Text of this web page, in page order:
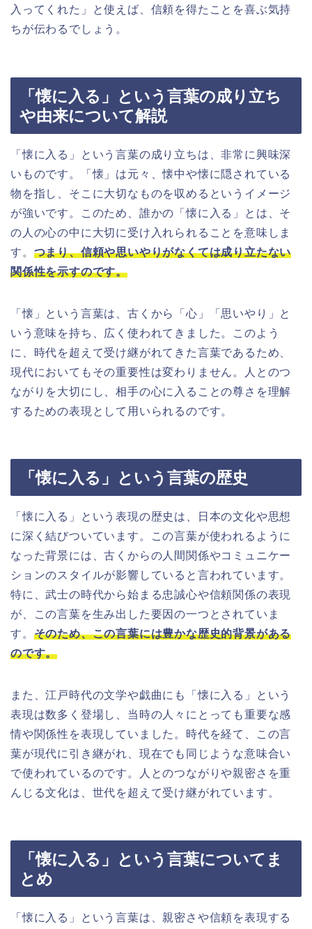
入ってくれた」と使えば、信頼を得たことを喜ぶ気持
ちが伝わるでしょう。
「懐に入る」という言葉の成り立ち
や由来について解説
「懐に入る」という言葉の成り立ちは、非常に興味深
いものです。「懐」は元々、懐中や懐に隠されている
物を指し、そこに大切なものを収めるというイメージ
が強いです。このため、誰かの「懐に入る」とは、そ
の人の心の中に大切に受け入れられることを意味しま
す。 つまり、信頼や思いやりがなくては成り立たない
関係性を示すのです。
「懐」という言葉は、古くから「心」「思いやり」と
いう意味を持ち、広く使われてきました。このよう
に、時代を超えて受け継がれてきた言葉であるため、
現代においてもその重要性は変わりません。人とのつ
ながりを大切にし、相手の心に入ることの尊さを理解
するための表現として用いられるのです。
「懐に入る」という言葉の歴史
「懐に入る」という表現の歴史は、日本の文化や思想
に深く結びついています。この言葉が使われるように
なった背景には、古くからの人間関係やコミュニケー
ションのスタイルが影響していると言われています。
特に、武士の時代から始まる忠誠心や信頼関係の表現
が、この言葉を生み出した要因の一つとされていま
す。 そのため、この言葉には豊かな歴史的背景がある
のです。
また、江戸時代の文学や戯曲にも「懐に入る」という
表現は数多く登場し、当時の人々にとっても重要な感
情や関係性を表現していました。時代を経て、この言
葉が現代に引き継がれ、現在でも同じような意味合い
で使われているのです。人とのつながりや親密さを重
んじる文化は、世代を超えて受け継がれています。
「懐に入る」という言葉についてま
とめ
「懐に入る」という言葉は、親密さや信頼を表現する